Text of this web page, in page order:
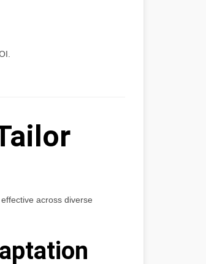
across diverse